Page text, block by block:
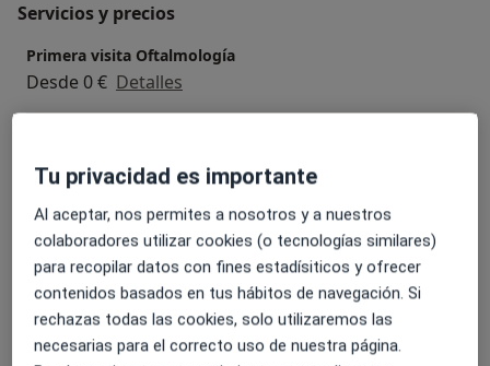
Servicios y precios
Primera visita Oftalmología
Desde 0 € Detalles
Detalles
Gonioscopia
Detalles
Implante de lente intraocular
Desde 0 € Detalles
Tu privacidad es importante
Al aceptar, nos permites a nosotros y a nuestros
colaboradores utilizar cookies (o tecnologías similares)
para recopilar datos con fines estadísiticos y ofrecer
contenidos basados en tus hábitos de navegación. Si
rechazas todas las cookies, solo utilizaremos las
necesarias para el correcto uso de nuestra página.